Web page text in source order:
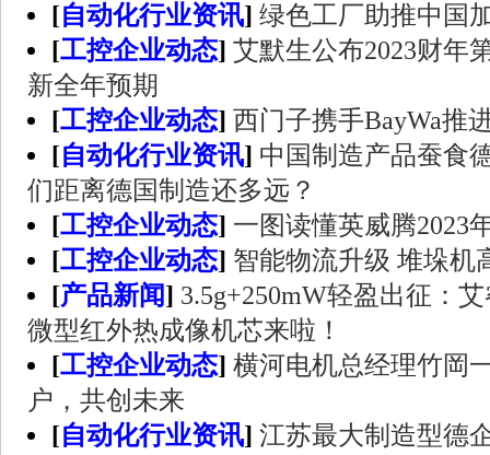
[自动化行业资讯] 绿色工厂助推中国
[工控企业动态] 艾默生公布2023财年
新全年预期
[工控企业动态] 西门子携手BayWa推
[自动化行业资讯] 中国制造产品蚕食
们距离德国制造还多远？
[工控企业动态] 一图读懂英威腾2023
[工控企业动态] 智能物流升级 堆垛机
[产品新闻] 3.5g+250mW轻盈出征：
微型红外热成像机芯来啦！
[工控企业动态] 横河电机总经理竹岡
户，共创未来
[自动化行业资讯] 江苏最大制造型德